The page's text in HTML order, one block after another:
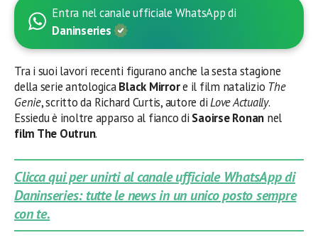
Entra nel canale ufficiale WhatsApp di
Daninseries
Tra i suoi lavori recenti figurano anche la sesta stagione
della serie antologicaBlack Mirrore il film natalizio The
Genie, scritto da Richard Curtis, autore diLove Actually.
Essiedu è inoltre apparso al fianco di Saoirse Ronan nel
film The Outrun.
Clicca qui per unirti al canale ufficiale WhatsApp di
Daninseries: tutte le news in un unico posto sempre
con te.